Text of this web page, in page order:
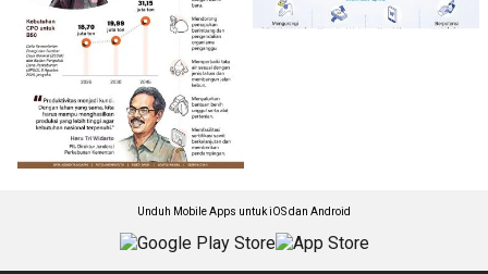
Unduh Mobile Apps untuk iOS dan Android